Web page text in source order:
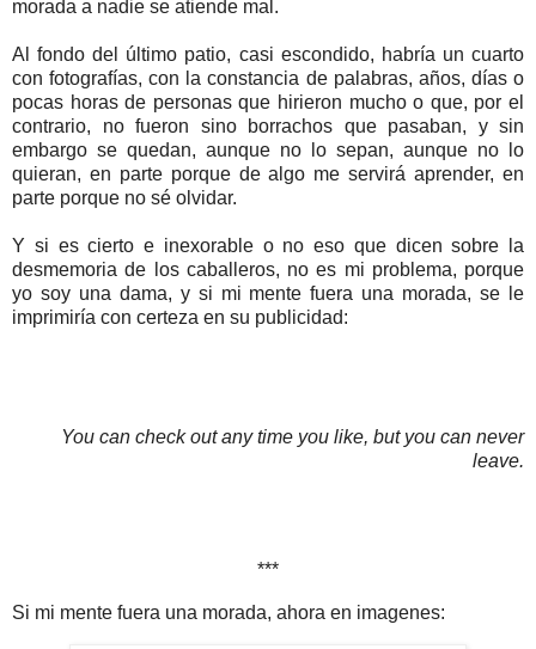
morada a nadie se atiende mal.
Al fondo del último patio, casi escondido, habría un cuarto
con fotografías, con la constancia de palabras, años, días o
pocas horas de personas que hirieron mucho o que, por el
contrario, no fueron sino borrachos que pasaban, y sin
embargo se quedan, aunque no lo sepan, aunque no lo
quieran, en parte porque de algo me servirá aprender, en
parte porque no sé olvidar.
Y si es cierto e inexorable o no eso que dicen sobre la
desmemoria de los caballeros, no es mi problema, porque
yo soy una dama, y si mi mente fuera una morada, se le
imprimiría con certeza en su publicidad:
You can check out any time you like, but you can never
leave.
***
Si mi mente fuera una morada, ahora en imagenes: